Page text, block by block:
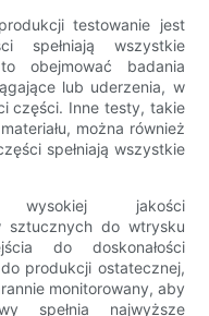
testowanie jest
spełniają wszystkie
obejmować badania
lub uderzenia, w
części. Inne testy, takie
można również
spełniają wszystkie
wysokiej jakości
sztucznych do wtrysku
do doskonałości
produkcji ostatecznej,
monitorowany, aby
spełnia najwyższe